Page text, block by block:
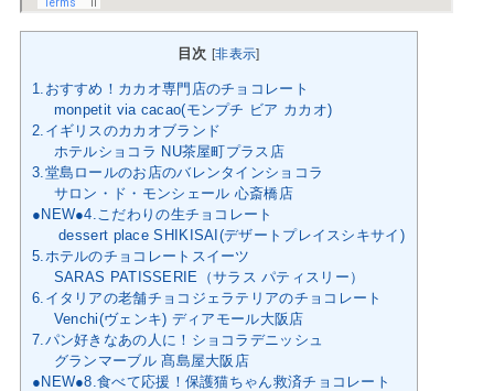
目次 [非表示]
1.おすすめ！カカオ専門店のチョコレート
monpetit via cacao(モンプチ ビア カカオ)
2.イギリスのカカオブランド
ホテルショコラ NU茶屋町プラス店
3.堂島ロールのお店のバレンタインショコラ
サロン・ド・モンシェール 心斎橋店
●NEW●4.こだわりの生チョコレート
dessert place SHIKISAI(デザートプレイスシキサイ)
5.ホテルのチョコレートスイーツ
SARAS PATISSERIE（サラス パティスリー）
6.イタリアの老舗チョコジェラテリアのチョコレート
Venchi(ヴェンキ) ディアモール大阪店
7.パン好きなあの人に！ショコラデニッシュ
グランマーブル 髙島屋大阪店
●NEW●8.食べて応援！保護猫ちゃん救済チョコレート